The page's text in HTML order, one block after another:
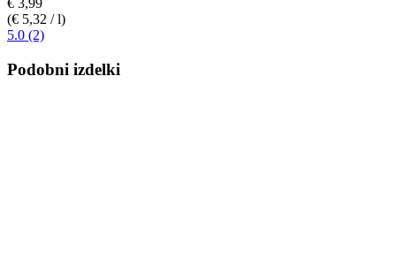
€ 3,99
(€ 5,32 / l)
5.0 (2)
Podobni izdelki